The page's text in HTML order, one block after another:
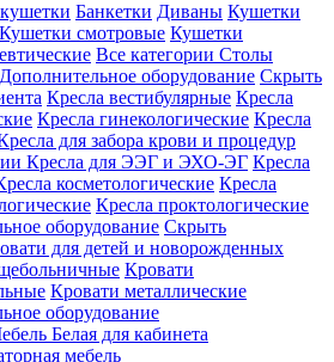
Банкетки Диваны Кушетки
Кушетки смотровые Кушетки
Все категории Столы
Дополнительное оборудование Скрыть
Кресла вестибулярные Кресла
Кресла гинекологические Кресла
для забора крови и процедур
Кресла для ЭЭГ и ЭХО-ЭГ Кресла
косметологические Кресла
Кресла проктологические
оборудование Скрыть
для детей и новорожденных
Кровати
Кровати металлические
оборудование
Белая для кабинета
мебель